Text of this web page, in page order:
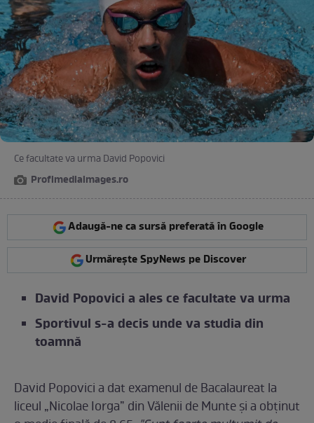
Ce facultate va urma David Popovici
Profimediaimages.ro
Adaugă-ne ca sursă preferată în Google
Urmărește SpyNews pe Discover
David Popovici a ales ce facultate va urma
Sportivul s-a decis unde va studia din
toamnă
David Popovici a dat examenul de Bacalaureat la
liceul „Nicolae Iorga” din Vălenii de Munte și a obținut